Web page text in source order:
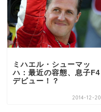
ミハエル・シューマッ
ハ：最近の容態、息子F4
デビュー！？
2014-12-20